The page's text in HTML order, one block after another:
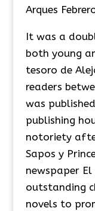
Arques
It was a
both young
tesoro de
readers
was
publishing
notoriety
Sapos y
newspaper
outstanding
novels to